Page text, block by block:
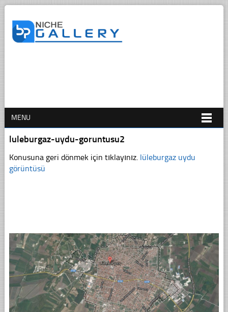
MENU
luleburgaz-uydu-goruntusu2
Konusuna geri dönmek için tıklayınız. lüleburgaz uydu
görüntüsü